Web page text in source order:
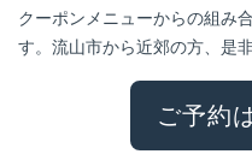
クーポンメニューからの組み
す。流山市から近郊の方、是
ご予約